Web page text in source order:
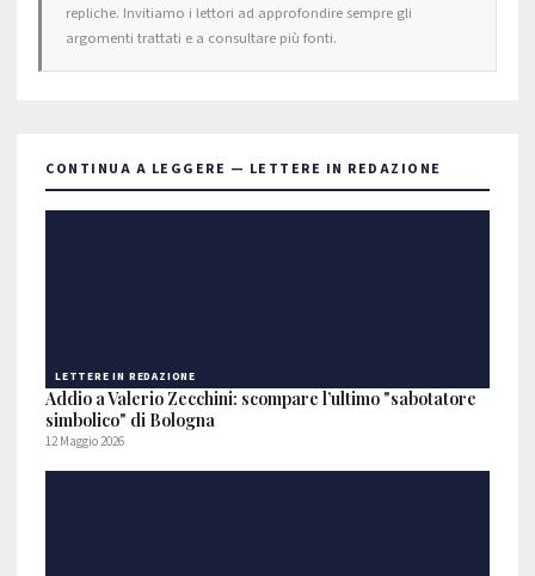
repliche. Invitiamo i lettori ad approfondire sempre gli
argomenti trattati e a consultare più fonti.
CONTINUA A LEGGERE — LETTERE IN REDAZIONE
LETTERE IN REDAZIONE
Addio a Valerio Zecchini: scompare l’ultimo "sabotatore
simbolico" di Bologna
12 Maggio 2026